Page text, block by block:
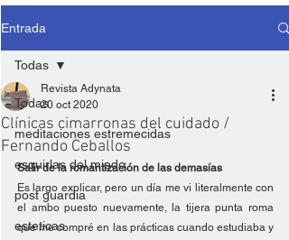
Entrada
Todas
meditaciones estremecidas
esquirlas del miedo
post guardia
esteticas
Todas
Clínicas cimarronas del cuidado /
Fernando Ceballos
Revista Adynata
20 oct 2020
Salir de la romantización de las demasías
Es largo explicar, pero un día me vi literalmente con
el ambo puesto nuevamente, la tijera punta roma
que me compré en las prácticas cuando estudiaba y